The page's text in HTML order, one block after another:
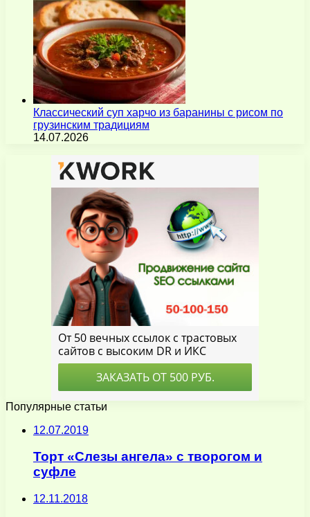
Классический суп харчо из баранины с рисом по
грузинским традициям
14.07.2026
Популярные статьи
12.07.2019
Торт «Слезы ангела» с творогом и
суфле
12.11.2018